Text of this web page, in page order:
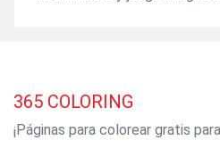
365 COLORING
¡Páginas para colorear gratis